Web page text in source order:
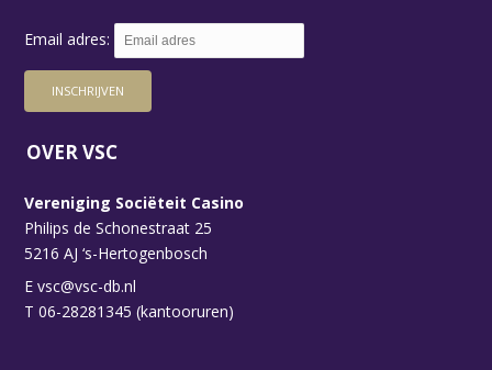
Email adres:
OVER VSC
Vereniging Sociëteit Casino
Philips de Schonestraat 25
5216 AJ ‘s-Hertogenbosch
Evsc@vsc-db.nl
T 06-28281345 (kantooruren)